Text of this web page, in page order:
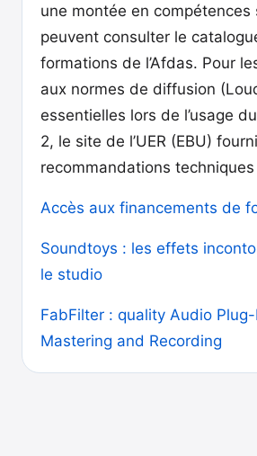
une montée en compétences
peuvent consulter le
formations de l’Afdas. Pour
aux normes de diffusion
essentielles lors de l’usage
2, le site de l’UER (EBU)
recommandations
Accès aux financements de
Soundtoys : les effets
le studio
FabFilter : quality Audio
Mastering and Recording